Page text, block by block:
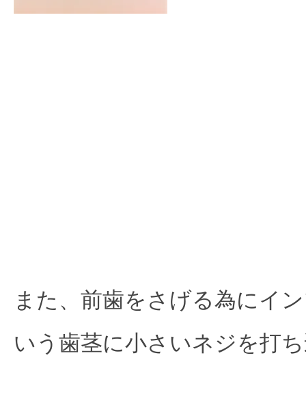
また、前歯をさげる為にイ
いう歯茎に小さいネジを打